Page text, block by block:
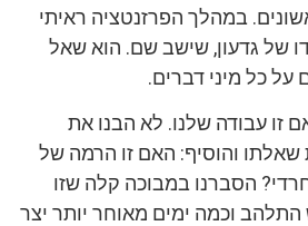
במהלך הפרזנטציה ראיתי
של גדעון, שישב שם. הוא שאל
כל מיני דברים.
זו עבודה שלנו. לא הבנו את
והוסיף: האם זו הרמה של
הסברנו במבוכה קלה שזו
וכמה ימים מאוחר יותר יצר